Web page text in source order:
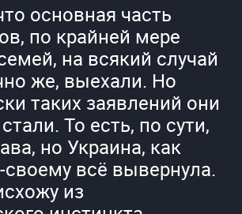
основная часть
по крайней мере
на всякий случай
же, выехали. Но
таких заявлений они
То есть, по сути,
но Украина, как
своему всё вывернула.
из